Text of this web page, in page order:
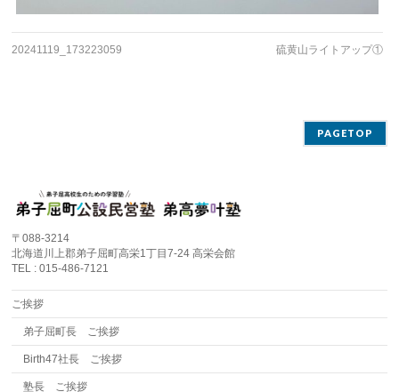
20241119_173223059 硫黄山ライトアップ①
PAGETOP
〒088-3214
北海道川上郡弟子屈町高栄1丁目7-24 高栄会館
TEL : 015-486-7121
ご挨拶
弟子屈町長 ご挨拶
Birth47社長 ご挨拶
塾長 ご挨拶